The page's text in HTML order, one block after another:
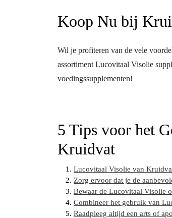
Koop Nu bij
Wil je profiteren van de vele
assortiment Lucovitaal Visolie
voedingssupplementen!
5 Tips voor het
Kruidvat
Lucovitaal Visolie van
Zorg ervoor dat je de
Bewaar de Lucovitaal Visolie
Combineer het gebruik van
Raadpleeg altijd een arts of